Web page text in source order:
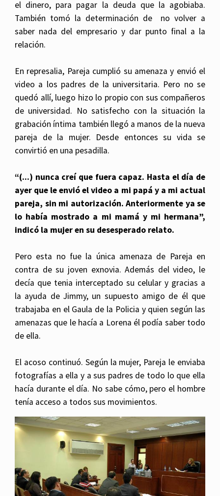
el dinero, para pagar la deuda que la agobiaba.
También tomó la determinación de no volver a
saber nada del empresario y dar punto final a la
relación.
En represalia, Pareja cumplió su amenaza y envió el
video a los padres de la universitaria. Pero no se
quedó allí, luego hizo lo propio con sus compañeros
de universidad. No satisfecho con la situación la
grabación íntima también llegó a manos de la nueva
pareja de la mujer. Desde entonces su vida se
convirtió en una pesadilla.
“(...) nunca creí que fuera capaz. Hasta el día de
ayer que le envió el video a mi papá y a mi actual
pareja, sin mi autorización. Anteriormente ya se
lo había mostrado a mi mamá y mi hermana”,
indicó la mujer en su desesperado relato.
Pero esta no fue la única amenaza de Pareja en
contra de su joven exnovia. Además del video, le
decía que tenia interceptado su celular y gracias a
la ayuda de Jimmy, un supuesto amigo de él que
trabajaba en el Gaula de la Policia y quien según las
amenazas que le hacía a Lorena él podía saber todo
de ella.
El acoso continuó. Según la mujer, Pareja le enviaba
fotografías a ella y a sus padres de todo lo que ella
hacía durante el día. No sabe cómo, pero el hombre
tenía acceso a todos sus movimientos.